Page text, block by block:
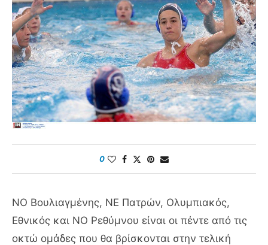
0
ΝΟ Βουλιαγμένης, ΝΕ Πατρών, Ολυμπιακός,
Εθνικός και ΝΟ Ρεθύμνου είναι οι πέντε από τις
οκτώ ομάδες που θα βρίσκονται στην τελική